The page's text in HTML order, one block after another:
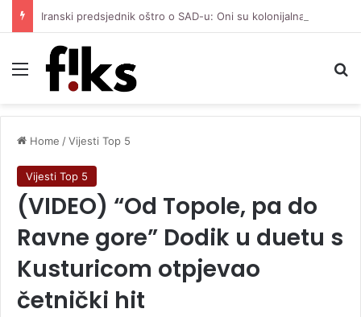
Menu
Home /Vijesti Top 5
Vijesti Top 5
(VIDEO) “Od Topole, pa do
Ravne gore” Dodik u duetu s
Kusturicom otpjevao
četnički hit